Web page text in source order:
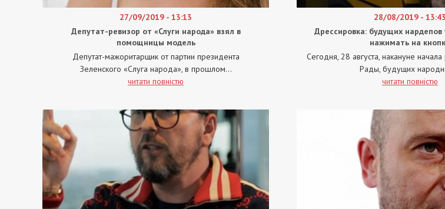
27/09/2019 - 13:13
Депутат-ревизор от «Слуги народа» взял в
помощницы модель
Депутат-мажоритарщик от партии президента
Зеленского «Слуга народа», в прошлом...
читати повністю
28/08/2019 - 13:43
Дрессировка: будущих нардепов
нажимать на
Сегодня, 28 августа, накануне
Рады, будущих
читати повністю